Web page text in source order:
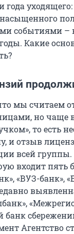
года уходящего:
событиями –
Какие
мы считаем
но чаще
то есть
и отзыв
всей
входит пять
«ВУЗ-банк»,
банк
Агентство